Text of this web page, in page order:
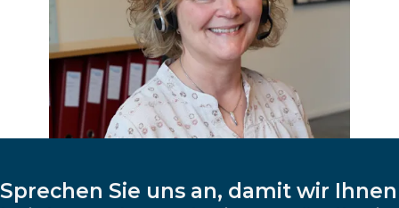
Sprechen Sie uns an, damit wir Ihnen